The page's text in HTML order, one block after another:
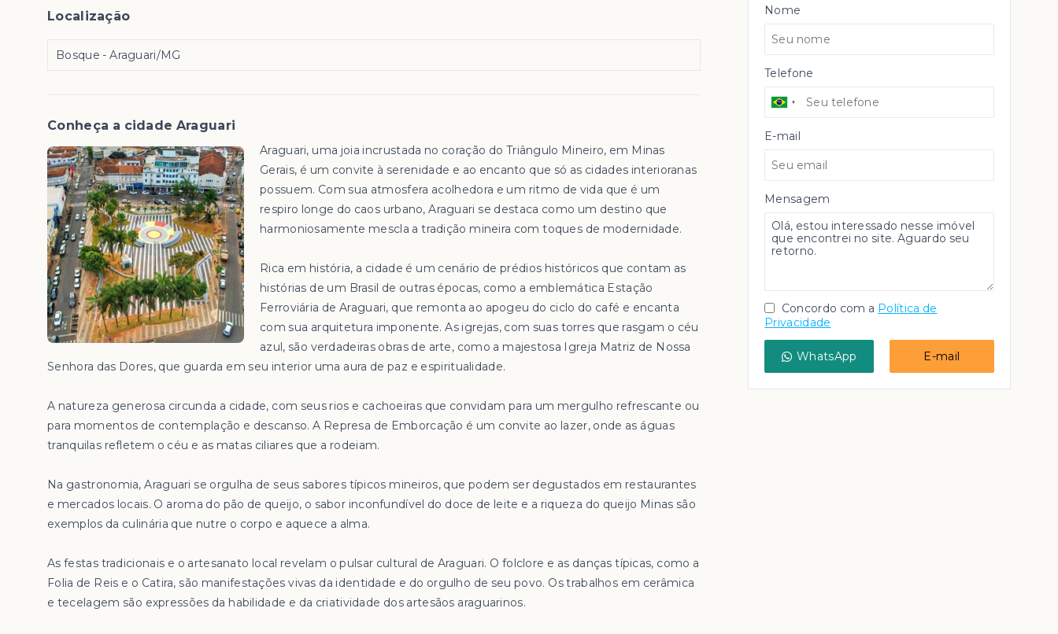
Localização
Bosque - Araguari/MG
Conheça a cidade Araguari
Araguari, uma joia incrustada no coração do Triângulo Mineiro, em Minas
Gerais, é um convite à serenidade e ao encanto que só as cidades interioranas
possuem. Com sua atmosfera acolhedora e um ritmo de vida que é um
respiro longe do caos urbano, Araguari se destaca como um destino que
harmoniosamente mescla a tradição mineira com toques de modernidade.
Rica em história, a cidade é um cenário de prédios históricos que contam as
histórias de um Brasil de outras épocas, como a emblemática Estação
Ferroviária de Araguari, que remonta ao apogeu do ciclo do café e encanta
com sua arquitetura imponente. As igrejas, com suas torres que rasgam o céu
azul, são verdadeiras obras de arte, como a majestosa Igreja Matriz de Nossa
Senhora das Dores, que guarda em seu interior uma aura de paz e espiritualidade.
A natureza generosa circunda a cidade, com seus rios e cachoeiras que convidam para um mergulho refrescante ou
para momentos de contemplação e descanso. A Represa de Emborcação é um convite ao lazer, onde as águas
tranquilas refletem o céu e as matas ciliares que a rodeiam.
Na gastronomia, Araguari se orgulha de seus sabores típicos mineiros, que podem ser degustados em restaurantes
e mercados locais. O aroma do pão de queijo, o sabor inconfundível do doce de leite e a riqueza do queijo Minas são
exemplos da culinária que nutre o corpo e aquece a alma.
As festas tradicionais e o artesanato local revelam o pulsar cultural de Araguari. O folclore e as danças típicas, como a
Folia de Reis e o Catira, são manifestações vivas da identidade e do orgulho de seu povo. Os trabalhos em cerâmica
e tecelagem são expressões da habilidade e da criatividade dos artesãos araguarinos.
Nome
Telefone
E-mail
Mensagem
Concordo com a Política de
Privacidade
WhatsApp E-mail